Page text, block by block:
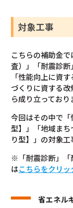
対象工事
こちらの補助金
査）」「耐震診断
「性能向上に資
づくりに資する
ら成り立っており
今回はその中で
型】」「地域ま
り型】」の対象工
※「耐震診断」「
はこちらをクリッ
省エネル